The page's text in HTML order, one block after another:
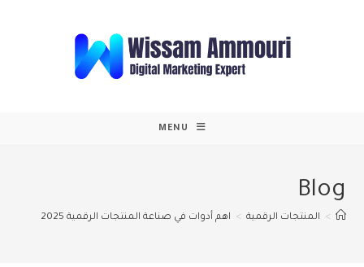
MENU
Blog
> المنتجات الرقمية > اهم أدوات في صناعة المنتجات الرقمية 2025